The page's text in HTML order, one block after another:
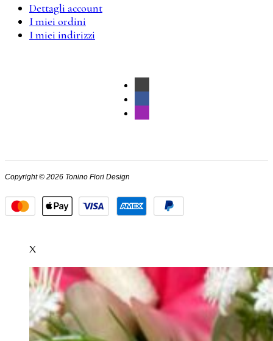
Dettagli account
I miei ordini
I miei indirizzi
Copyright © 2026 Tonino Fiori Design
X